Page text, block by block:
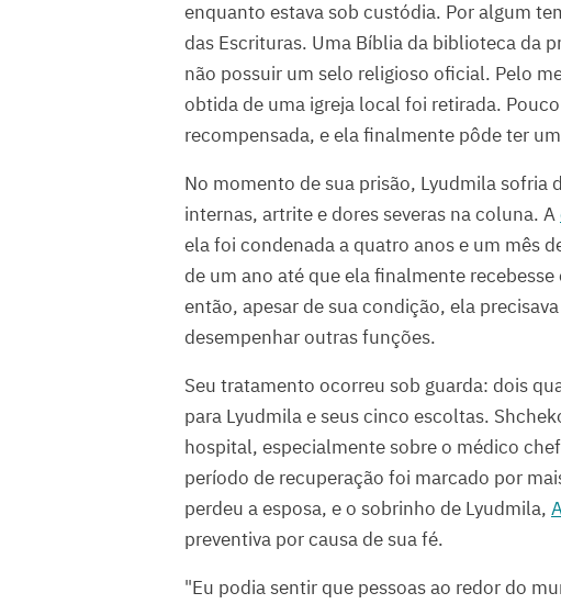
enquanto estava sob custódia. Por algum
das Escrituras. Uma Bíblia da biblioteca da
não possuir um selo religioso oficial. Pelo
obtida de uma igreja local foi retirada.
recompensada, e ela finalmente pôde ter
No momento de sua prisão, Lyudmila sofria
internas, artrite e dores severas na coluna. A
ela foi condenada a quatro anos e um mês
de um ano até que ela finalmente
então, apesar de sua condição, ela
desempenhar outras funções.
Seu tratamento ocorreu sob guarda: dois
para Lyudmila e seus cinco escoltas.
hospital, especialmente sobre o médico
período de recuperação foi marcado por
perdeu a esposa, e o sobrinho de Lyudmila,
preventiva por causa de sua fé.
"Eu podia sentir que pessoas ao redor do